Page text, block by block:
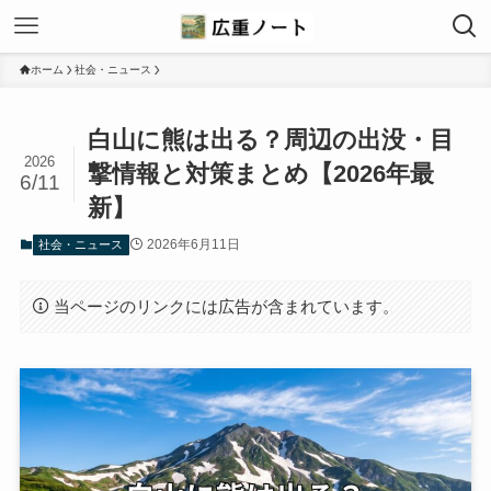
ホーム 社会・ニュース
白山に熊は出る？周辺の出没・目
撃情報と対策まとめ【2026年最
新】
2026
6/11
社会・ニュース 2026年6月11日
当ページのリンクには広告が含まれています。